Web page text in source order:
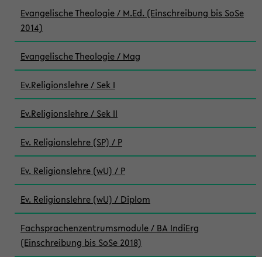
Evangelische Theologie / M.Ed. (Einschreibung bis SoSe
2014)
Evangelische Theologie / Mag
Ev.Religionslehre / Sek I
Ev.Religionslehre / Sek II
Ev. Religionslehre (SP) / P
Ev. Religionslehre (wU) / P
Ev. Religionslehre (wU) / Diplom
Fachsprachenzentrumsmodule / BA IndiErg
(Einschreibung bis SoSe 2018)